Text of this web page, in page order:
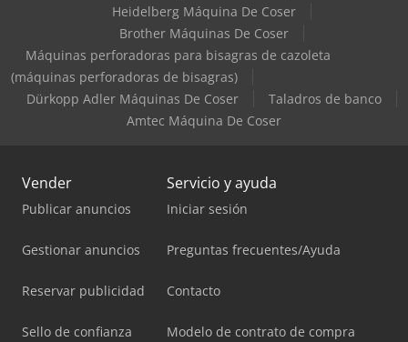
Heidelberg Máquina De Coser
Brother Máquinas De Coser
Máquinas perforadoras para bisagras de cazoleta
(máquinas perforadoras de bisagras)
Dürkopp Adler Máquinas De Coser
Taladros de banco
Amtec Máquina De Coser
Vender
Publicar anuncios
Gestionar anuncios
Reservar publicidad
Sello de confianza
Servicio y ayuda
Iniciar sesión
Preguntas frecuentes/Ayuda
Contacto
Modelo de contrato de compra